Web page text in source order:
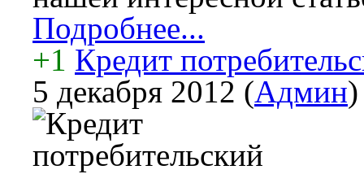
Подробнее...
+1 Кредит
5 декабря 2012 (Админ)